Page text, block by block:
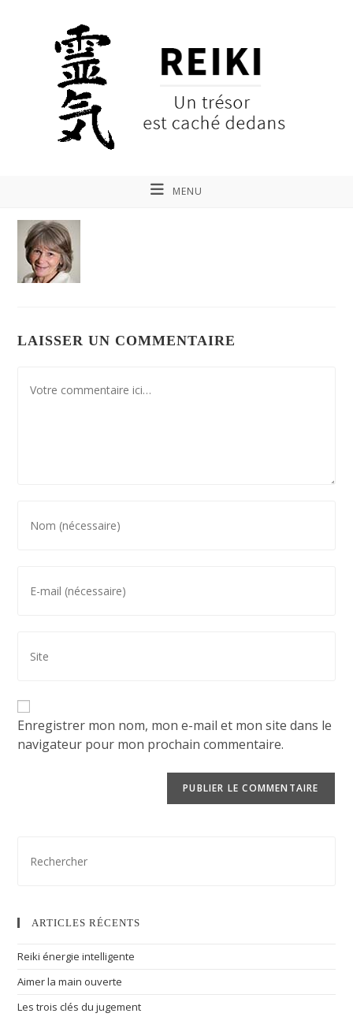
MENU
LAISSER UN COMMENTAIRE
Enregistrer mon nom, mon e-mail et mon site dans le
navigateur pour mon prochain commentaire.
ARTICLES RÉCENTS
Reiki énergie intelligente
Aimer la main ouverte
Les trois clés du jugement